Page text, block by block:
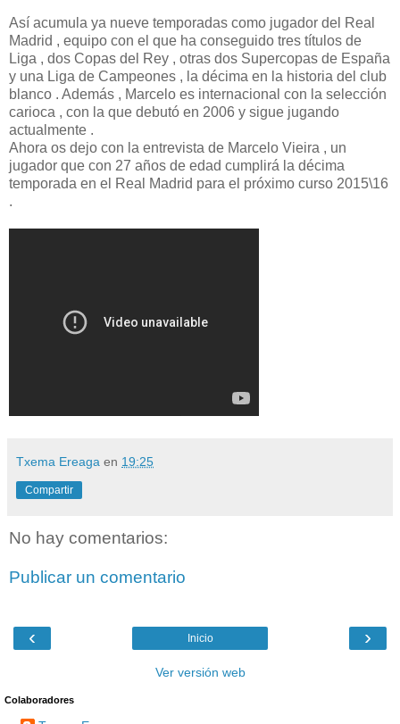
Así acumula ya nueve temporadas como jugador del Real
Madrid , equipo con el que ha conseguido tres títulos de
Liga , dos Copas del Rey , otras dos Supercopas de España
y una Liga de Campeones , la décima en la historia del club
blanco . Además , Marcelo es internacional con la selección
carioca , con la que debutó en 2006 y sigue jugando
actualmente .
Ahora os dejo con la entrevista de Marcelo Vieira , un
jugador que con 27 años de edad cumplirá la décima
temporada en el Real Madrid para el próximo curso 2015\16
.
Txema Ereaga en 19:25
Compartir
No hay comentarios:
Publicar un comentario
‹ ›
Inicio
Ver versión web
Colaboradores